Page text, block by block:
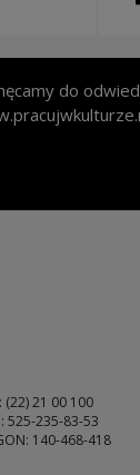
do
(22) 21 00 100
525-235-83-53
140-468-418